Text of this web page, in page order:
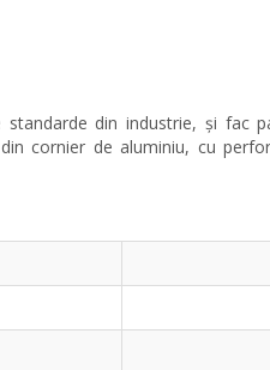
din industrie, și fac
cornier de aluminiu, cu